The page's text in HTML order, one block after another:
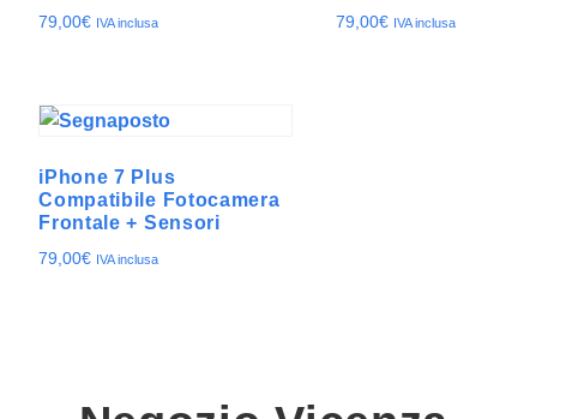
79,00€ IVA inclusa 79,00€ IVA inclusa
iPhone 7 Plus
Compatibile Fotocamera
Frontale + Sensori
79,00€ IVA inclusa